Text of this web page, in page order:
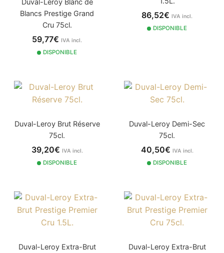
Duval-Leroy Blanc de
Blancs Prestige Grand
Cru 75cl.
59,77€ IVA incl.
DISPONIBLE
86,52€ IVA incl.
DISPONIBLE
Duval-Leroy Brut Réserve
75cl.
39,20€ IVA incl.
DISPONIBLE
Duval-Leroy Demi-Sec
75cl.
40,50€ IVA incl.
DISPONIBLE
Duval-Leroy Extra-Brut
Duval-Leroy Extra-Brut